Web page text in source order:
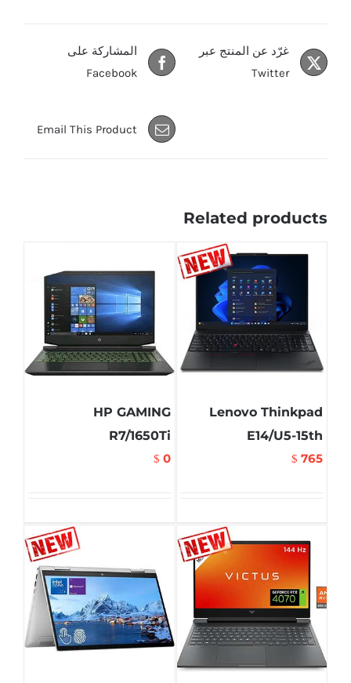
المشاركة على
Facebook
غرّد عن المنتج عبر
Twitter
Email This Product
Related products
Lenovo Thinkpad
E14/U5-15th
$ 765
HP GAMING
R7/1650Ti
$ 0